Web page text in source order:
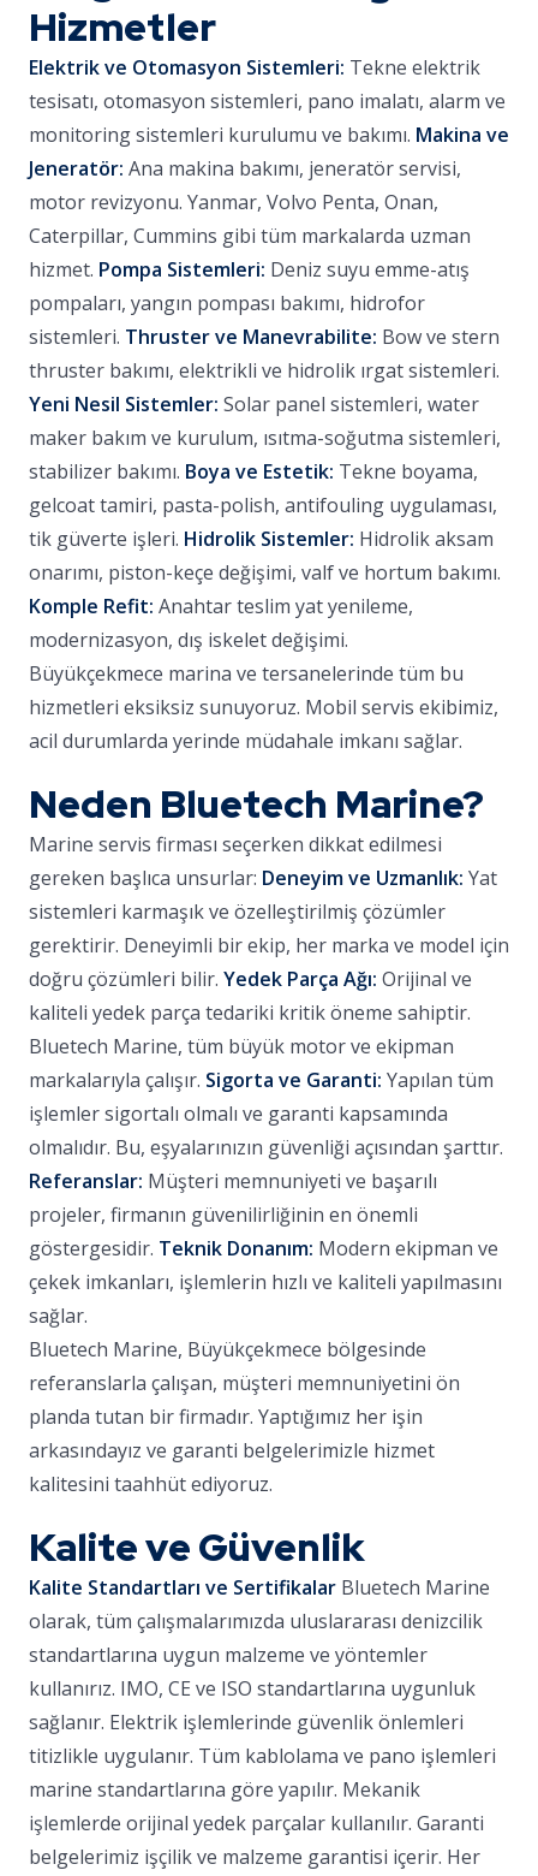
Hizmetler
Elektrik ve Otomasyon Sistemleri: Tekne elektrik
tesisatı, otomasyon sistemleri, pano imalatı, alarm ve
monitoring sistemleri kurulumu ve bakımı. Makina ve
Jeneratör: Ana makina bakımı, jeneratör servisi,
motor revizyonu. Yanmar, Volvo Penta, Onan,
Caterpillar, Cummins gibi tüm markalarda uzman
hizmet. Pompa Sistemleri: Deniz suyu emme-atış
pompaları, yangın pompası bakımı, hidrofor
sistemleri. Thruster ve Manevrabilite: Bow ve stern
thruster bakımı, elektrikli ve hidrolik ırgat sistemleri.
Yeni Nesil Sistemler: Solar panel sistemleri, water
maker bakım ve kurulum, ısıtma-soğutma sistemleri,
stabilizer bakımı. Boya ve Estetik: Tekne boyama,
gelcoat tamiri, pasta-polish, antifouling uygulaması,
tik güverte işleri. Hidrolik Sistemler: Hidrolik aksam
onarımı, piston-keçe değişimi, valf ve hortum bakımı.
Komple Refit: Anahtar teslim yat yenileme,
modernizasyon, dış iskelet değişimi.
Büyükçekmece marina ve tersanelerinde tüm bu
hizmetleri eksiksiz sunuyoruz. Mobil servis ekibimiz,
acil durumlarda yerinde müdahale imkanı sağlar.
Neden Bluetech Marine?
Marine servis firması seçerken dikkat edilmesi
gereken başlıca unsurlar: Deneyim ve Uzmanlık: Yat
sistemleri karmaşık ve özelleştirilmiş çözümler
gerektirir. Deneyimli bir ekip, her marka ve model için
doğru çözümleri bilir. Yedek Parça Ağı: Orijinal ve
kaliteli yedek parça tedariki kritik öneme sahiptir.
Bluetech Marine, tüm büyük motor ve ekipman
markalarıyla çalışır. Sigorta ve Garanti: Yapılan tüm
işlemler sigortalı olmalı ve garanti kapsamında
olmalıdır. Bu, eşyalarınızın güvenliği açısından şarttır.
Referanslar: Müşteri memnuniyeti ve başarılı
projeler, firmanın güvenilirliğinin en önemli
göstergesidir. Teknik Donanım: Modern ekipman ve
çekek imkanları, işlemlerin hızlı ve kaliteli yapılmasını
sağlar.
Bluetech Marine, Büyükçekmece bölgesinde
referanslarla çalışan, müşteri memnuniyetini ön
planda tutan bir firmadır. Yaptığımız her işin
arkasındayız ve garanti belgelerimizle hizmet
kalitesini taahhüt ediyoruz.
Kalite ve Güvenlik
Kalite Standartları ve Sertifikalar Bluetech Marine
olarak, tüm çalışmalarımızda uluslararası denizcilik
standartlarına uygun malzeme ve yöntemler
kullanırız. IMO, CE ve ISO standartlarına uygunluk
sağlanır. Elektrik işlemlerinde güvenlik önlemleri
titizlikle uygulanır. Tüm kablolama ve pano işlemleri
marine standartlarına göre yapılır. Mekanik
işlemlerde orijinal yedek parçalar kullanılır. Garanti
belgelerimiz işçilik ve malzeme garantisi içerir. Her